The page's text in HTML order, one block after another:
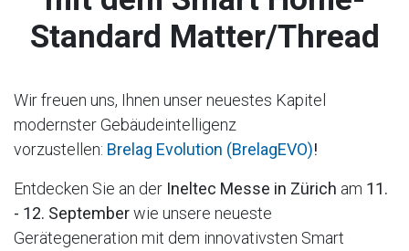
Standard Matter/Thread
Wir freuen uns, Ihnen unser neuestes Kapitel
modernster Gebäudeintelligenz
vorzustellen: Brelag Evolution (BrelagEVO)!
Entdecken Sie an der Ineltec Messe in Zürich am 11.
- 12. Septemberwie unsere neueste
Gerätegeneration mit dem innovativsten Smart